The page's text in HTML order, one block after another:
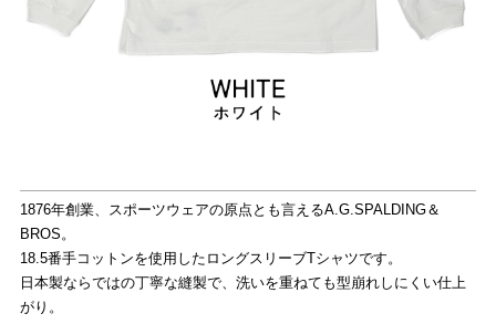
1876年創業、スポーツウェアの原点とも言えるA.G.SPALDING＆
BROS。
18.5番手コットンを使用したロングスリーブTシャツです。
日本製ならではの丁寧な縫製で、洗いを重ねても型崩れしにくい仕上
がり。